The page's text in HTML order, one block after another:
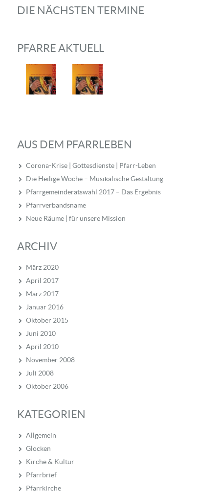
DIE NÄCHSTEN TERMINE
PFARRE AKTUELL
AUS DEM PFARRLEBEN
Corona-Krise | Gottesdienste | Pfarr-Leben
Die Heilige Woche – Musikalische Gestaltung
Pfarrgemeinderatswahl 2017 – Das Ergebnis
Pfarrverbandsname
Neue Räume | für unsere Mission
ARCHIV
März 2020
April 2017
März 2017
Januar 2016
Oktober 2015
Juni 2010
April 2010
November 2008
Juli 2008
Oktober 2006
KATEGORIEN
Allgemein
Glocken
Kirche & Kultur
Pfarrbrief
Pfarrkirche